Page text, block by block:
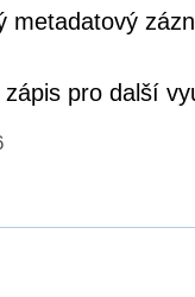
metadatový
pro další